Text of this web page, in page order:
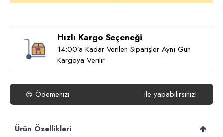
Hızlı Kargo Seçeneği
14:00’a Kadar Verilen Siparişler Aynı Gün
Kargoya Verilir
😍 Ödemenizi ile yapabilirsiniz!
Ürün Özellikleri